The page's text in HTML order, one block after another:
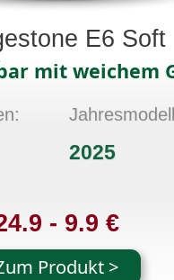
E6 Soft
mit weichem
2025
- 9.9 €
Produkt >